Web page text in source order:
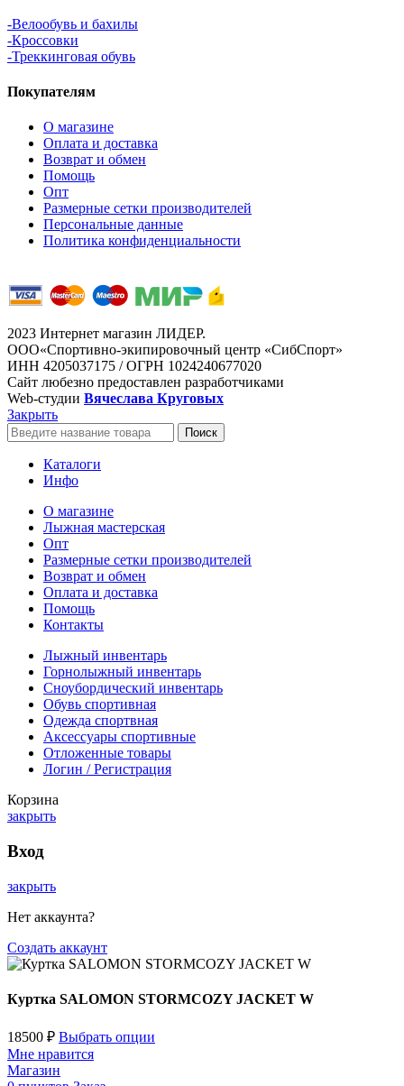
-Велообувь и бахилы
-Кроссовки
-Треккинговая обувь
Покупателям
О магазине
Оплата и доставка
Возврат и обмен
Помощь
Опт
Размерные сетки производителей
Персональные данные
Политика конфиденциальности
2023 Интернет магазин ЛИДЕР.
ООО«Спортивно-экипировочный центр «СибСпорт»
ИНН 4205037175 / ОГРН 1024240677020
Сайт любезно предоставлен разработчиками
Web-студии Вячеслава Круговых
Закрыть
Поиск
Каталоги
Инфо
О магазине
Лыжная мастерская
Опт
Размерные сетки производителей
Возврат и обмен
Оплата и доставка
Помощь
Контакты
Лыжный инвентарь
Горнолыжный инвентарь
Сноубордический инвентарь
Обувь спортивная
Одежда спортвная
Аксессуары спортивные
Отложенные товары
Логин / Регистрация
Корзина
закрыть
Вход
закрыть
Нет аккаунта?
Создать аккаунт
Куртка SALOMON STORMCOZY JACKET W
18500 ₽ Выбрать опции
Мне нравится
Магазин